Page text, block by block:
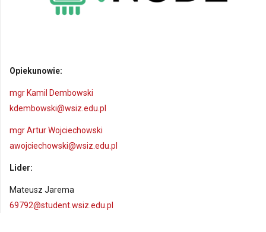
Opiekunowie:
mgr Kamil Dembowski
kdembowski@wsiz.edu.pl
mgr Artur Wojciechowski
awojciechowski@wsiz.edu.pl
Lider:
Mateusz Jarema
69792@student.wsiz.edu.pl